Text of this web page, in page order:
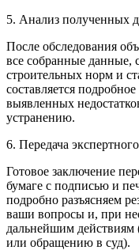
5. Анализ полученных
После обследования
все собранные данные,
строительных норм и
составляется
выявленных
устранению.
6. Передача
Готовое заключение
бумаге с подписью и
подробно разъясняем
ваши вопросы и, при
дальнейшим действиям
или обращению в суд).